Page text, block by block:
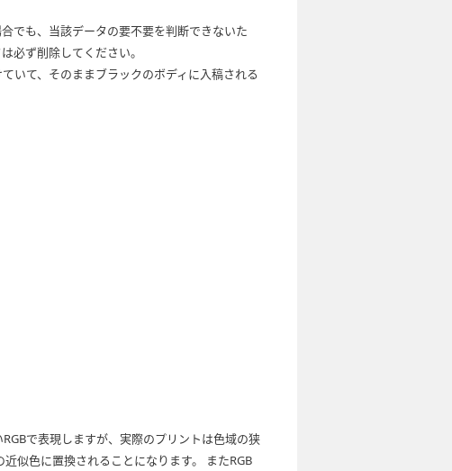
でも、当該データの要不要を判断できないた
必ず削除してください。
いて、そのままブラックのボディに入稿される
で表現しますが、実際のプリントは色域の狭
似色に置換されることになります。 またRGB